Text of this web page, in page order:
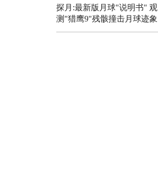
探月:最新版月球"说明书" 观
测"猎鹰9"残骸撞击月球迹象